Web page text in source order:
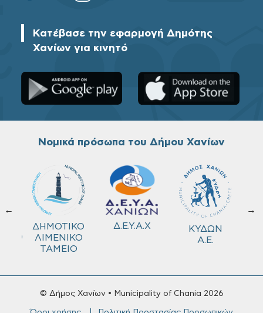
Κατέβασε την εφαρμογή Δημότης
Χανίων για κινητό
Νομικά πρόσωπα του Δήμου Χανίων
←
ΔΗΜΟΤΙΚΟ
ΛΙΜΕΝΙΚΟ
ΤΑΜΕΙΟ
Δ.Ε.Υ.Α.Χ
ΚΥΔΩΝ
Α.Ε.
→
© Δήμος Χανίων • Municipality of Chania 2026